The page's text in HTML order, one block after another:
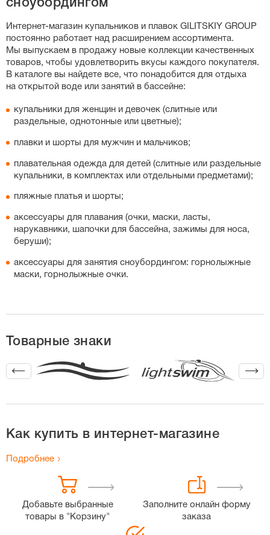
слитных купальников, особенно спортивных моделей с
если у вас высокий рост, выбирайте больший размер,
чтобы бретели не врезались в плечи. Вы также можете
свериться с нашей точной таблицей размеров на
странице каждого товара.
сноубордингом
Интернет-магазин купальников и плавок GILITSKIY GROUP
постоянно работает над расширением ассортимента.
Мы выпускаем в продажу новые коллекции качественных
товаров, чтобы удовлетворить вкусы каждого покупателя.
В каталоге вы найдете все, что понадобится для отдыха
на открытой воде или занятий в бассейне:
купальники для женщин и девочек (слитные или
раздельные, однотонные или цветные);
плавки и шорты для мужчин и мальчиков;
плавательная одежда для детей (слитные или раздельные
купальники, в комплектах или отдельными предметами);
пляжные платья и шорты;
аксессуары для плавания (очки, маски, ласты,
нарукавники, шапочки для бассейна, зажимы для носа,
беруши);
аксессуары для занятия сноубордингом: горнолыжные
маски, горнолыжные очки.
Товарные знаки
Как купить в интернет-магазине
Подробнее
Добавьте выбранные
товары в "Корзину"
Заполните онлайн форму
заказа